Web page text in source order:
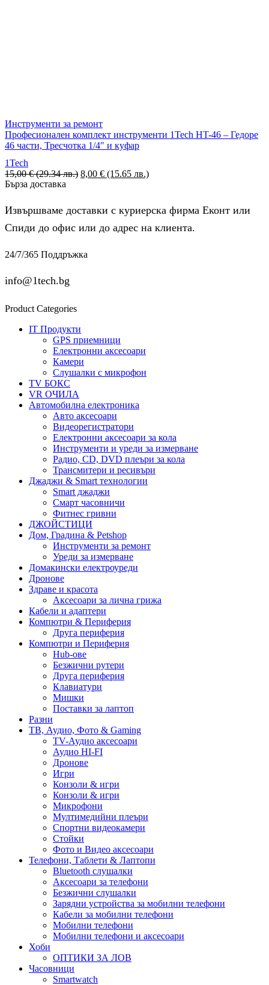
Инструменти за ремонт
Професионален комплект инструменти 1Tech HT-46 – Гедоре
46 части, Тресчотка 1/4″ и куфар
1Tech
15,00€ (29.34 лв.) 8,00 € (15.65 лв.)
Бърза доставка
Извършваме доставки с куриерска фирма Еконт или
Спиди до офис или до адрес на клиента.
24/7/365 Поддръжка
info@1tech.bg
Product Categories
IT Продукти
GPS приемници
Електронни аксесоари
Камери
Слушалки с микрофон
TV БОКС
VR ОЧИЛА
Автомобилна електроника
Авто аксесоари
Видеорегистратори
Електронни аксесоари за кола
Инструменти и уреди за измерване
Радио, CD, DVD плеъри за кола
Трансмитери и ресивъри
Джаджи & Smart технологии
Smart джаджи
Смарт часовничи
Фитнес гривни
ДЖОЙСТИЦИ
Дом, Градина & Petshop
Инструменти за ремонт
Уреди за измерване
Домакински електроуреди
Дронове
Здраве и красота
Аксесоари за лична грижа
Кабели и адаптери
Компютри & Периферия
Друга периферия
Компютри и Периферия
Hub-ове
Безжични рутери
Друга периферия
Клавиатури
Мишки
Поставки за лаптоп
Разни
ТВ, Аудио, Фото & Gaming
TV-Аудио аксесоари
Аудио HI-FI
Дронове
Игри
Конзоли & игри
Конзоли & игри
Микрофони
Мултимедийни плеъри
Спортни видеокамери
Стойки
Фото и Видео аксесоари
Телефони, Таблети & Лаптопи
Bluetooth слушалки
Аксесоари за телефони
Безжични слушалки
Зарядни устройства за мобилни телефони
Кабели за мобилни телефони
Мобилни телефони
Мобилни телефони и аксесоари
Хоби
ОПТИКИ ЗА ЛОВ
Часовници
Smartwatch